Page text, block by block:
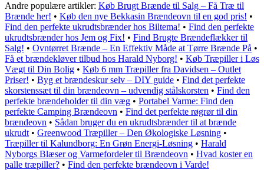
Andre populære artikler: Køb Brugt Brænde til Salg – Få Træ til
Brænde her! • Køb den nye Bekkasin Brændeovn til en god pris! •
Find den perfekte ukrudtsbrænder hos Biltema! • Find den perfekte
ukrudtsbrænder hos Jem og Fix! • Find Brugte Brændeflækker til
Salg! • Ovntørret Brænde – En Effektiv Måde at Tørre Brænde På •
Få et brændekløver tilbud hos Harald Nyborg! • Køb Træpiller i Løs
Vægt til Din Bolig • Køb 6 mm Træpiller fra Davidsen – Outlet
Priser! • Byg et brændeskur selv – DIY guide • Find det perfekte
skorstenssæt til din brændeovn – udvendig stålskorsten • Find den
perfekte brændeholder til din væg • Portabel Varme: Find den
perfekte Camping Brændeovn • Find det perfekte røgrør til din
brændeovn • Sådan bruger du en ukrudtsbrænder til at brænde
ukrudt • Greenwood Træpiller – Den Økologiske Løsning •
Træpiller til Kalundborg: En Grøn Energi-Løsning • Harald
Nyborgs Blæser og Varmefordeler til Brændeovn • Hvad koster en
palle træpiller? • Find den perfekte brændeovn i Varde!